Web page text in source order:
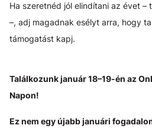
Ha szeretnéd jól elindítani az évet –
–, adj magadnak esélyt arra, hogy
támogatást kapj.
Találkozunk január 18–19-én az
Napon!
Ez nem egy újabb januári